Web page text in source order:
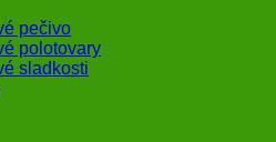
pečivo
polotovary
sladkosti